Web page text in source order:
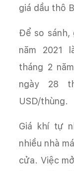
giá dầu thô
Để so sánh,
năm 2021
tháng 2
ngày 28
USD/thùng.
Giá khí tự
nhiều nhà
cửa. Việc